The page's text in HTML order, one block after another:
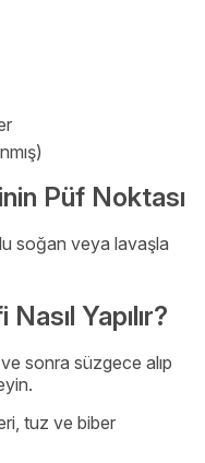
Püf Noktası
soğan veya lavaşla
Yapılır?
sonra süzgece alıp
tuz ve biber